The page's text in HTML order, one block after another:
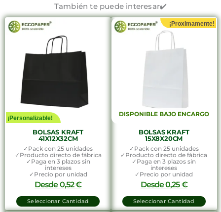
También te puede interesar✔️
¡Personalizable!
BOLSAS KRAFT
41X12X32CM
✓Pack con 25 unidades
✓Producto directo de fábrica
✓Paga en 3 plazos sin
intereses
✓Precio por unidad
Desde0,52€
Seleccionar Cantidad
¡Proximamente!
DISPONIBLE BAJO ENCARGO
BOLSAS KRAFT
15X8X20CM
✓Pack con 25 unidades
✓Producto directo de fábrica
✓Paga en 3 plazos sin
intereses
✓Precio por unidad
Desde0,25€
Seleccionar Cantidad